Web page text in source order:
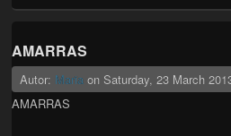
AMARRAS
Autor: Maria on Saturday, 23 March
AMARRAS